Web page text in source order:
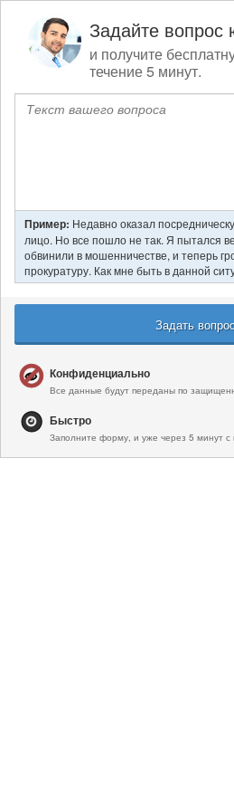
Задайте вопрос
и получите
течение 5 минут.
Пример: Недавно оказал
лицо. Но все пошло не так. Я пытался
обвинили в мошенничестве, и теперь
прокуратуру. Как мне быть в данной
Задать
Конфиденциально
Все данные будут переданы по
Быстро
Заполните форму, и уже через 5 минут с